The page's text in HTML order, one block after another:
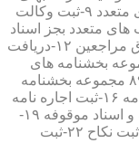
عهدی و تکمیلی ۸-ثبت اقرارنامه در قالب های متعدد ۹-ثبت وکالت
در قالب های متعدد بجز اسناد
مالی و معاملاتی ۱۱-تصدیق کپی اسناد و اوراق مراجعین ۱۲-دریافت
مستاجرین در قالب بند ۵۲ مجموعه بخشنامه های
ثبتی ۱۳-صدور گواهی عدم انجام معامله بند ۸۹ مجموعه بخشنامه
های ثبتی ۱۴-ثبت رضایت نامه ۱۵-ثبت تعهد نامه ۱۶-ثبت اجاره نامه
۱۷-ثبت معاملات سرقفلی ۱۸-ثبت وقف نامه و اسناد موقوفه ۱۹-
ثبت اسناد ضمانت نامه ۲۰-صدور اجرائیه ۲۱-ثبت نکاح ۲۲-ثبت